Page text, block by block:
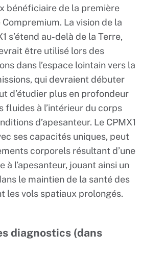
bénéficiaire de la première
La vision de la
s’étend au-delà de la Terre,
être utilisé lors des
dans l’espace lointain vers la
qui devraient débuter
d’étudier plus en profondeur
fluides à l’intérieur du corps
d’apesanteur. Le CPMX1
ses capacités uniques, peut
corporels résultant d’une
à l’apesanteur, jouant ainsi un
le maintien de la santé des
les vols spatiaux prolongés.
diagnostics (dans